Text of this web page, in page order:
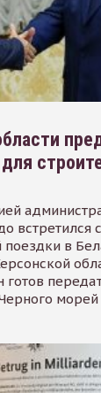
встретился
в
готов
морей